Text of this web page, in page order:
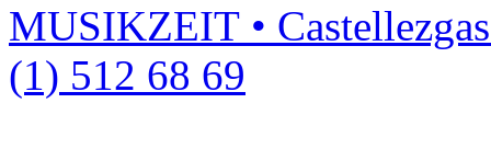
MUSIKZEIT •
(1) 512 68 69